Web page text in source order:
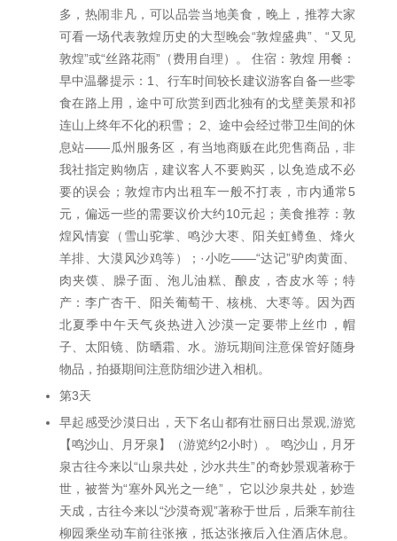
多，热闹非凡，可以品尝当地美食，晚上，推荐大家
可看一场代表敦煌历史的大型晚会“敦煌盛典”、“又见
敦煌”或“丝路花雨”（费用自理）。 住宿：敦煌 用餐：
早中温馨提示：1、行车时间较长建议游客自备一些零
食在路上用，途中可欣赏到西北独有的戈壁美景和祁
连山上终年不化的积雪； 2、途中会经过带卫生间的休
息站——瓜州服务区，有当地商贩在此兜售商品，非
我社指定购物店，建议客人不要购买，以免造成不必
要的误会；敦煌市内出租车一般不打表，市内通常5
元，偏远一些的需要议价大约10元起；美食推荐：敦
煌风情宴（雪山驼掌、鸣沙大枣、阳关虹鳟鱼、烽火
羊排、大漠风沙鸡等）；·小吃——“达记”驴肉黄面、
肉夹馍、臊子面、泡儿油糕、酿皮，杏皮水等；特
产：李广杏干、阳关葡萄干、核桃、大枣等。因为西
北夏季中午天气炎热进入沙漠一定要带上丝巾，帽
子、太阳镜、防晒霜、水。游玩期间注意保管好随身
物品，拍摄期间注意防细沙进入相机。
第3天
早起感受沙漠日出，天下名山都有壮丽日出景观,游览
【鸣沙山、月牙泉】（游览约2小时）。 鸣沙山，月牙
泉古往今来以“山泉共处，沙水共生”的奇妙景观著称于
世，被誉为“塞外风光之一绝”， 它以沙泉共处，妙造
天成，古往今来以“沙漠奇观”著称于世后，后乘车前往
柳园乘坐动车前往张掖，抵达张掖后入住酒店休息。